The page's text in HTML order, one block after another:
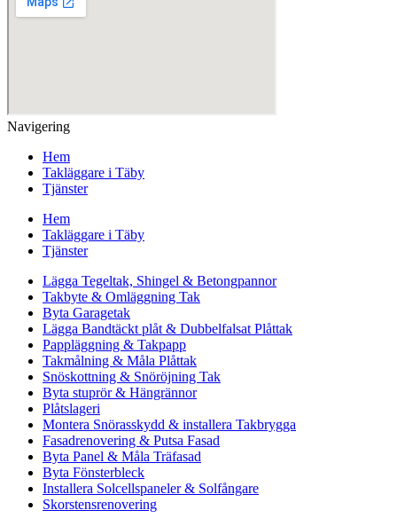
Navigering
Hem
Takläggare i Täby
Tjänster
Hem
Takläggare i Täby
Tjänster
Lägga Tegeltak, Shingel & Betongpannor
Takbyte & Omläggning Tak
Byta Garagetak
Lägga Bandtäckt plåt & Dubbelfalsat Plåttak
Pappläggning & Takpapp
Takmålning & Måla Plåttak
Snöskottning & Snöröjning Tak
Byta stuprör & Hängrännor
Plåtslageri
Montera Snörasskydd & installera Takbrygga
Fasadrenovering & Putsa Fasad
Byta Panel & Måla Träfasad
Byta Fönsterbleck
Installera Solcellspaneler & Solfångare
Skorstensrenovering